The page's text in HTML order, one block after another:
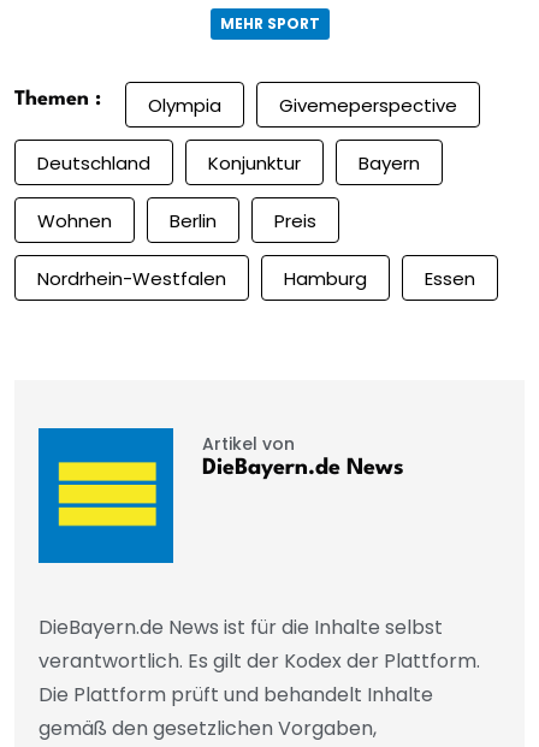
MEHR SPORT
Themen : Olympia Givemeperspective
Deutschland Konjunktur Bayern
Wohnen Berlin Preis
Nordrhein-Westfalen Hamburg Essen
Artikel von
DieBayern.de News
DieBayern.de News ist für die Inhalte selbst
verantwortlich. Es gilt der Kodex der Plattform.
Die Plattform prüft und behandelt Inhalte
gemäß den gesetzlichen Vorgaben,